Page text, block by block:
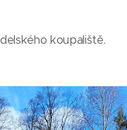
koupaliště.